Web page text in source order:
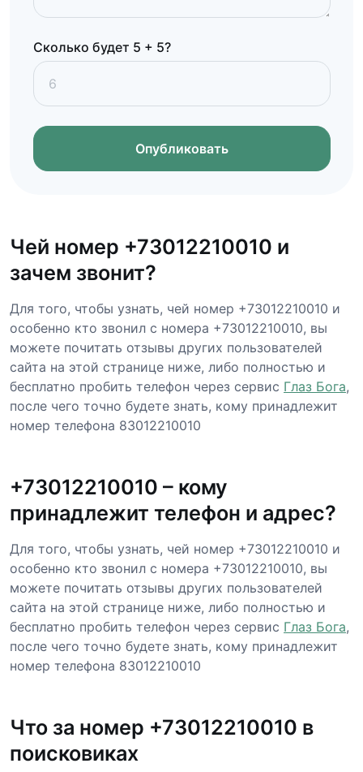
Сколько будет 5 + 5?
Опубликовать
Чей номер +73012210010 и
зачем звонит?
Для того, чтобы узнать, чей номер +73012210010 и
особенно кто звонил с номера +73012210010, вы
можете почитать отзывы других пользователей
сайта на этой странице ниже, либо полностью и
бесплатно пробить телефон через сервис Глаз Бога,
после чего точно будете знать, кому принадлежит
номер телефона 83012210010
+73012210010 – кому
принадлежит телефон и адрес?
Для того, чтобы узнать, чей номер +73012210010 и
особенно кто звонил с номера +73012210010, вы
можете почитать отзывы других пользователей
сайта на этой странице ниже, либо полностью и
бесплатно пробить телефон через сервис Глаз Бога,
после чего точно будете знать, кому принадлежит
номер телефона 83012210010
Что за номер +73012210010 в
поисковиках